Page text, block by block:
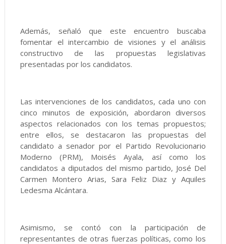
Además, señaló que este encuentro buscaba
fomentar el intercambio de visiones y el análisis
constructivo de las propuestas legislativas
presentadas por los candidatos.
Las intervenciones de los candidatos, cada uno con
cinco minutos de exposición, abordaron diversos
aspectos relacionados con los temas propuestos;
entre ellos, se destacaron las propuestas del
candidato a senador por el Partido Revolucionario
Moderno (PRM), Moisés Ayala, así como los
candidatos a diputados del mismo partido, José Del
Carmen Montero Arias, Sara Feliz Diaz y Aquiles
Ledesma Alcántara.
Asimismo, se contó con la participación de
representantes de otras fuerzas políticas, como los